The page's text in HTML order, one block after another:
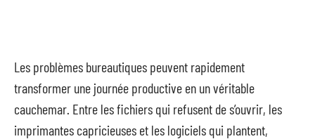
Les problèmes bureautiques peuvent rapidement
transformer une journée productive en un véritable
cauchemar. Entre les fichiers qui refusent de s’ouvrir, les
imprimantes capricieuses et les logiciels qui plantent,